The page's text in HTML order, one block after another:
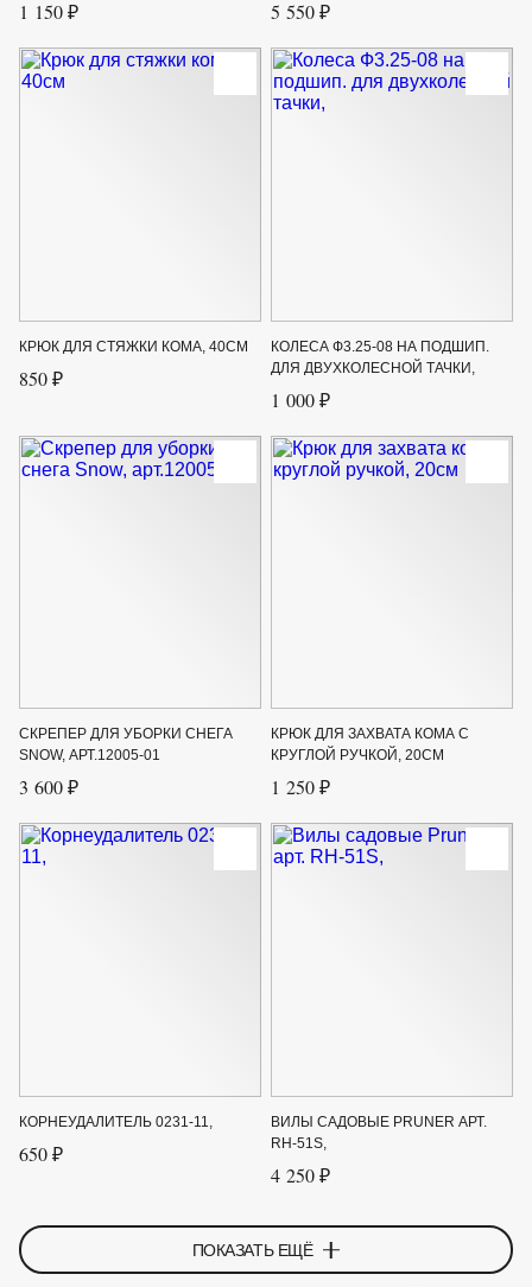
1 150 ₽ 5 550 ₽
КРЮК ДЛЯ СТЯЖКИ КОМА, 40СМ
850 ₽
КОЛЕСА Ф3.25-08 НА ПОДШИП.
ДЛЯ ДВУХКОЛЕСНОЙ ТАЧКИ,
1 000 ₽
СКРЕПЕР ДЛЯ УБОРКИ СНЕГА
SNOW, АРТ.12005-01
3 600 ₽
КРЮК ДЛЯ ЗАХВАТА КОМА С
КРУГЛОЙ РУЧКОЙ, 20СМ
1 250 ₽
КОРНЕУДАЛИТЕЛЬ 0231-11,
650 ₽
ВИЛЫ САДОВЫЕ PRUNER АРТ.
RH-51S,
4 250 ₽
ПОКАЗАТЬ ЕЩЁ